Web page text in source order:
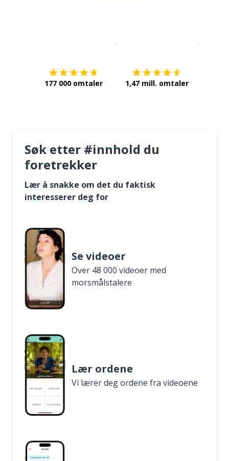
177 000 omtaler 1,47 mill. omtaler
Søk etter #innhold du
foretrekker
Lær å snakke om det du faktisk
interesserer deg for
Se videoer
Over 48 000 videoer med
morsmålstalere
Lær ordene
Vi lærer deg ordene fra videoene